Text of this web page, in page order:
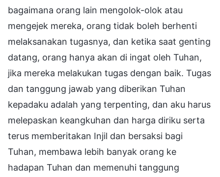
bagaimana orang lain mengolok-olok atau
mengejek mereka, orang tidak boleh berhenti
melaksanakan tugasnya, dan ketika saat genting
datang, orang hanya akan di ingat oleh Tuhan,
jika mereka melakukan tugas dengan baik. Tugas
dan tanggung jawab yang diberikan Tuhan
kepadaku adalah yang terpenting, dan aku harus
melepaskan keangkuhan dan harga diriku serta
terus memberitakan Injil dan bersaksi bagi
Tuhan, membawa lebih banyak orang ke
hadapan Tuhan dan memenuhi tanggung